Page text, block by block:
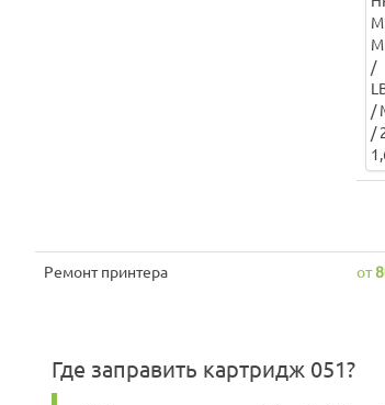
Ремонт принтера от
Где заправить картридж 051?